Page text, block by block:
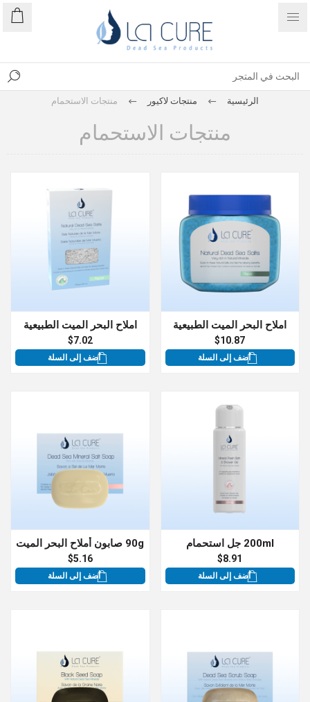
الرئيسية منتجات لاكيور منتجات الاستحمام
منتجات الاستحمام
املاح البحر الميت الطبيعية
$10.87
أضف إلى السلة
املاح البحر الميت الطبيعية
$7.02
أضف إلى السلة
200ml جل استحمام
$8.91
أضف إلى السلة
90g صابون أملاح البحر الميت
$5.16
أضف إلى السلة